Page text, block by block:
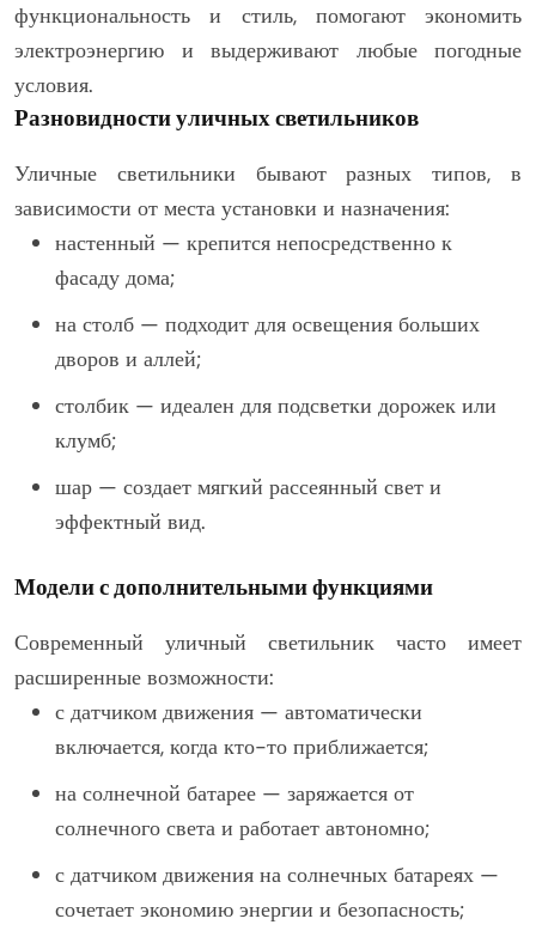
функциональность и стиль, помогают экономить
электроэнергию и выдерживают любые погодные
условия.
Разновидности уличных светильников
Уличные светильники бывают разных типов, в
зависимости от места установки и назначения:
настенный — крепится непосредственно к
фасаду дома;
на столб — подходит для освещения больших
дворов и аллей;
столбик — идеален для подсветки дорожек или
клумб;
шар — создает мягкий рассеянный свет и
эффектный вид.
Модели с дополнительными функциями
Современный уличный светильник часто имеет
расширенные возможности:
с датчиком движения — автоматически
включается, когда кто-то приближается;
на солнечной батарее — заряжается от
солнечного света и работает автономно;
с датчиком движения на солнечных батареях —
сочетает экономию энергии и безопасность;